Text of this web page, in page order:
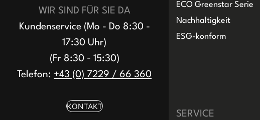
WIR SIND FÜR SIE DA
Kundenservice (Mo - Do 8:30 -
17:30 Uhr)
(Fr 8:30 - 15:30)
Telefon: +43 (0) 7229 / 66 360
KONTAKT
ECO Greenstar Serie
Nachhaltigkeit
ESG-konform
SERVICE